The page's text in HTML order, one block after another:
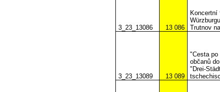
3_23_13086 13 086
Koncertní
Trutnov
3_23_13089 13 089
"Cesta
občanů
"Drei-